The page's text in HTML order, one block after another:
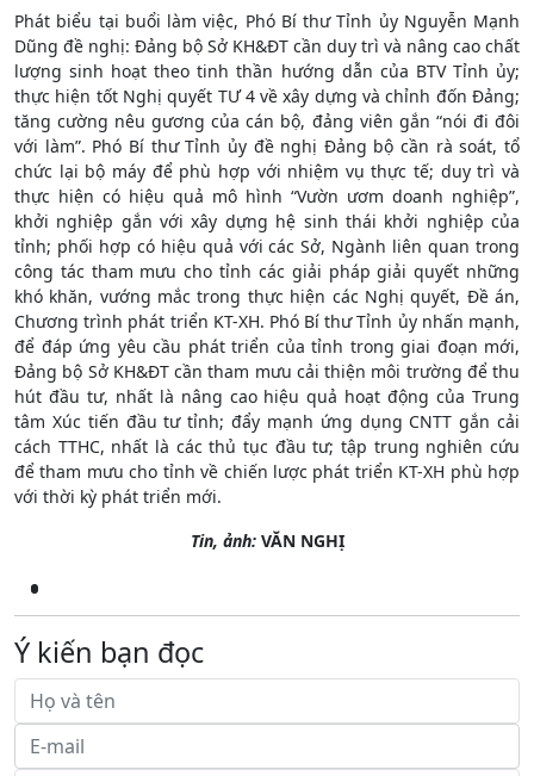
Phát biểu tại buổi làm việc, Phó Bí thư Tỉnh ủy Nguyễn Mạnh
Dũng đề nghị: Đảng bộ Sở KH&ĐT cần duy trì và nâng cao chất
lượng sinh hoạt theo tinh thần hướng dẫn của BTV Tỉnh ủy;
thực hiện tốt Nghị quyết TƯ 4 về xây dựng và chỉnh đốn Đảng;
tăng cường nêu gương của cán bộ, đảng viên gắn “nói đi đôi
với làm”. Phó Bí thư Tỉnh ủy đề nghị Đảng bộ cần rà soát, tổ
chức lại bộ máy để phù hợp với nhiệm vụ thực tế; duy trì và
thực hiện có hiệu quả mô hình “Vườn ươm doanh nghiệp”,
khởi nghiệp gắn với xây dựng hệ sinh thái khởi nghiệp của
tỉnh; phối hợp có hiệu quả với các Sở, Ngành liên quan trong
công tác tham mưu cho tỉnh các giải pháp giải quyết những
khó khăn, vướng mắc trong thực hiện các Nghị quyết, Đề án,
Chương trình phát triển KT-XH. Phó Bí thư Tỉnh ủy nhấn mạnh,
để đáp ứng yêu cầu phát triển của tỉnh trong giai đoạn mới,
Đảng bộ Sở KH&ĐT cần tham mưu cải thiện môi trường để thu
hút đầu tư, nhất là nâng cao hiệu quả hoạt động của Trung
tâm Xúc tiến đầu tư tỉnh; đẩy mạnh ứng dụng CNTT gắn cải
cách TTHC, nhất là các thủ tục đầu tư; tập trung nghiên cứu
để tham mưu cho tỉnh về chiến lược phát triển KT-XH phù hợp
với thời kỳ phát triển mới.
Tin, ảnh:VĂN NGHỊ
Ý kiến bạn đọc